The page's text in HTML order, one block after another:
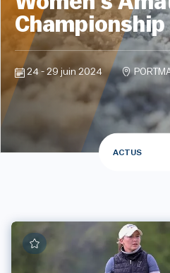
Championship
24 - 29 juin 2024
ACTUS